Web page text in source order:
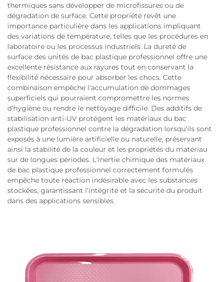
thermiques sans développer de microfissures ou de
dégradation de surface. Cette propriété revêt une
importance particulière dans les applications impliquant
des variations de température, telles que les procédures en
laboratoire ou les processus industriels. La dureté de
surface des unités de bac plastique professionnel offre une
excellente résistance aux rayures tout en conservant la
flexibilité nécessaire pour absorber les chocs. Cette
combinaison empêche l'accumulation de dommages
superficiels qui pourraient compromettre les normes
d'hygiène ou rendre le nettoyage difficile. Des additifs de
stabilisation anti-UV protègent les matériaux du bac
plastique professionnel contre la dégradation lorsqu'ils sont
exposés à une lumière artificielle ou naturelle, préservant
ainsi la stabilité de la couleur et les propriétés du matériau
sur de longues périodes. L'inertie chimique des matériaux
de bac plastique professionnel correctement formulés
empêche toute réaction indésirable avec les substances
stockées, garantissant l'intégrité et la sécurité du produit
dans des applications sensibles.